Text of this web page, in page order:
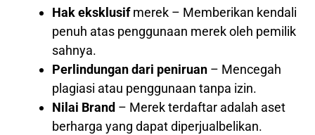
Hak eksklusifmerek – Memberikan kendali
penuh atas penggunaan merek oleh pemilik
sahnya.
Perlindungan dari peniruan – Mencegah
plagiasi atau penggunaan tanpa izin.
Nilai Brand – Merek terdaftar adalah aset
berharga yang dapat diperjualbelikan.